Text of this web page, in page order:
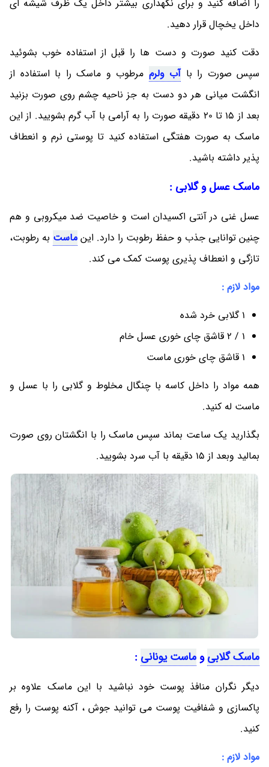
را اضافه کنید و برای نگهداری بیشتر داخل یک ظرف شیشه ای
داخل یخچال قرار دهید.
دقت کنید صورت و دست ها را قبل از استفاده خوب بشوئید
سپس صورت را باآب ولرم مرطوب و ماسک را با استفاده از
انگشت میانی هر دو دست به جز ناحیه چشم روی صورت بزنید
بعد از 15 تا 20 دقیقه صورت را به آرامی با آب گرم بشویید. از این
ماسک به صورت هفتگی استفاده کنید تا پوستی نرم و انعطاف
پذیر داشته باشید.
ماسک عسل و گلابی :
عسل غنی در آنتی اکسیدان است و خاصیت ضد میکروبی و هم
چنین توانایی جذب و حفظ رطوبت را دارد. این ماست به رطوبت،
تازگی و انعطاف پذیری پوست کمک می کند.
مواد لازم :
1 گلابی خرد شده
1 / 2 قاشق چای خوری عسل خام
1 قاشق چای خوری ماست
همه مواد را داخل کاسه با چنگال مخلوط و گلابی را با عسل و
ماست له کنید.
بگذارید یک ساعت بماند سپس ماسک را با انگشتان روی صورت
بمالید وبعد از 15 دقیقه با آب سرد بشویید.
ماسک گلابیو ماست یونانی :
دیگر نگران منافذ پوست خود نباشید با این ماسک علاوه بر
پاکسازی و شفافیت پوست می توانید جوش ، آکنه پوست را رفع
کنید.
مواد لازم :